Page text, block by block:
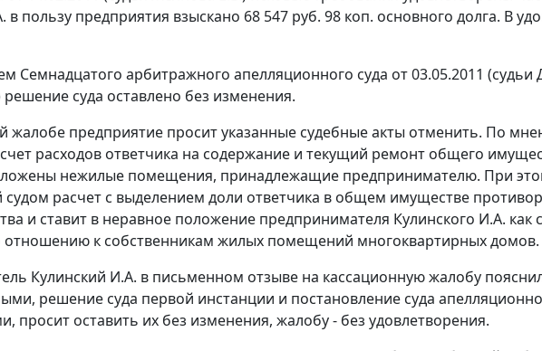
в пользу предприятия взыскано 68 547 руб. 98 коп. основного долга. В
Семнадцатого арбитражного апелляционного суда от 03.05.2011
суда оставлено без изменения.
жалобе предприятие просит указанные судебные акты отменить. По
расходов ответчика на содержание и текущий ремонт общего
нежилые помещения, принадлежащие предпринимателю. При
расчет с выделением доли ответчика в общем имуществе
и ставит в неравное положение предпринимателя Кулинского И.А. как
к собственникам жилых помещений многоквартирных домов.
Кулинский И.А. в письменном отзыве на кассационную жалобу
решение суда первой инстанции и постановление суда
просит оставить их без изменения, жалобу - без удовлетворения.